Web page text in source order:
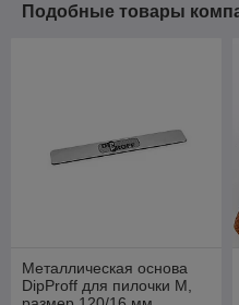
Подобные товары
Металлическая основа
DipProff для пилочки М,